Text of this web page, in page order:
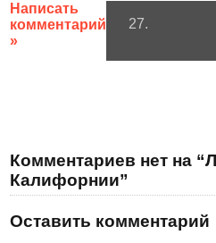
Написать
комментарий
»
27.
Комментариев нет на
Калифорнии”
Оставить комментарий